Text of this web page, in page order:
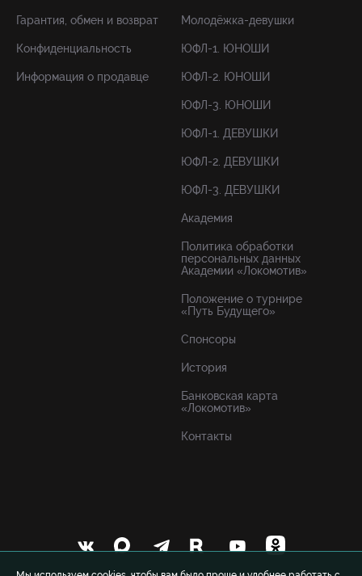
Гарантия, обмен и возврат
Конфиденциальность
Информация о продавце
Молодёжка-девушки
ЮФЛ-1. ЮНОШИ
ЮФЛ-2. ЮНОШИ
ЮФЛ-3. ЮНОШИ
ЮФЛ-1. ДЕВУШКИ
ЮФЛ-2. ДЕВУШКИ
ЮФЛ-3. ДЕВУШКИ
Академия
Политика обработки
персональных данных
Академии «Локомотив»
Положение о турнире
«Путь Будущего»
Спонсоры
История
Банковская карта
«Локомотив»
Контакты